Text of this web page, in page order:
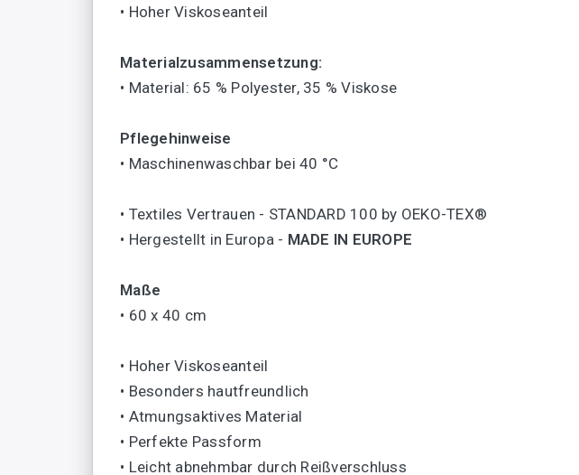
• Hoher Viskoseanteil
Materialzusammensetzung:
• Material: 65 % Polyester, 35 % Viskose
Pflegehinweise
• Maschinenwaschbar bei 40 °C
• Textiles Vertrauen - STANDARD 100 by OEKO-TEX®
• Hergestellt in Europa - MADE IN EUROPE
Maße
• 60 x 40 cm
• Hoher Viskoseanteil
• Besonders hautfreundlich
• Atmungsaktives Material
• Perfekte Passform
• Leicht abnehmbar durch Reißverschluss